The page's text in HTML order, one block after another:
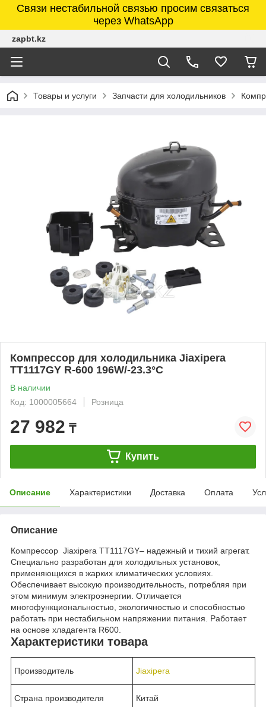
Связи нестабильной связью просим связаться
через WhatsApp
zapbt.kz
Товары и услуги Запчасти для холодильников
Компрессор для холодильника Jiaxipera
TT1117GY R-600 196W/-23.3°C
В наличии
Код: 1000005664
Розница
27 982 ₸
Купить
Описание Характеристики Доставка Оплата
Описание
Компрессор Jiaxipera TT1117GY– надежный и тихий агрегат.
Специально разработан для холодильных установок,
применяющихся в жарких климатических условиях.
Обеспечивает высокую производительность, потребляя при
этом минимум электроэнергии. Отличается
многофункциональностью, экологичностью и способностью
работать при нестабильном напряжении питания. Работает
на основе хладагента R600.
Характеристики товара
Производитель Jiaxipera
Страна производителя Китай